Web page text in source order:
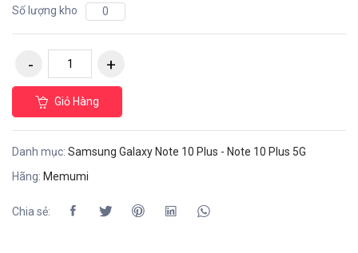
Số lượng kho
0
Giỏ Hàng
Danh mục: Samsung Galaxy Note 10 Plus - Note 10 Plus 5G
Hãng: Memumi
Chia sẻ: